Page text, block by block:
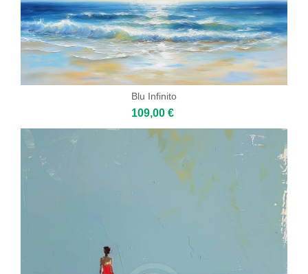
Blu Infinito
109,00 €